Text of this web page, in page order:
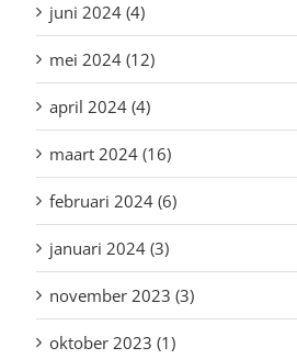
juni 2024 (4)
mei 2024 (12)
april 2024 (4)
maart 2024 (16)
februari 2024 (6)
januari 2024 (3)
november 2023 (3)
oktober 2023 (1)